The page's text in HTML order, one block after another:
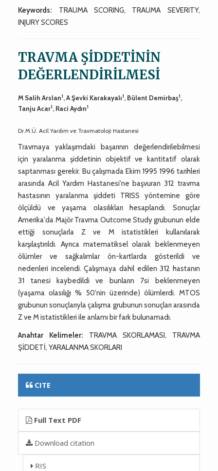
Keywords: TRAUMA SCORING, TRAUMA SEVERITY,
INJURY SCORES
TRAVMA ŞİDDETİNİN
DEĞERLENDİRİLMESİ
M Salih Arslan1, A Şevki Karakayalı1, Bülent Demirbaş1,
Tanju Acar1, Raci Aydın1
Dr.M.Ü. Acil Yardım ve Travmatoloji Hastanesi
Travmaya yaklaşımdaki başarının değerlendirilebilmesi
için yaralanma şiddetinin objektif ve kantitatif olarak
saptanması gerekir. Bu çalışmada Ekim 1995 1996 tarihleri
arasında Acil Yardım Hastanesi'ne başvuran 312 travma
hastasının yaralanma şiddeti TRISS yöntemine göre
ölçüldü ve yaşama olasılıkları hesaplandı. Sonuçlar
Amerika'da Majör Travma Outcome Study grubunun elde
ettiği sonuçlarla Z ve M istatistikleri kullanılarak
karşılaştırıldı. Ayrıca matematiksel olarak beklenmeyen
ölümler ve sağkalımlar ön-kartlarda gösterildi ve
nedenleri incelendi. Çalışmaya dahil edilen 312 hastanın
31 tanesi kaybedildi ve bunların 7si beklenmeyen
(yaşama olasılığı % 50'nin üzerinde) ölümlerdi. MTOS
grubunun sonuçlarıyla çalışma grubunun sonuçları arasında
Z ve M istatistikleri ile anlamı bir fark bulunamadı.
Anahtar Kelimeler: TRAVMA SKORLAMASI, TRAVMA
ŞİDDETİ, YARALANMA SKORLARI
CITE
Full Text PDF
Download citation
RIS